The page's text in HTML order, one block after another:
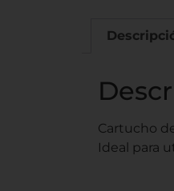
Cartucho
Ideal para